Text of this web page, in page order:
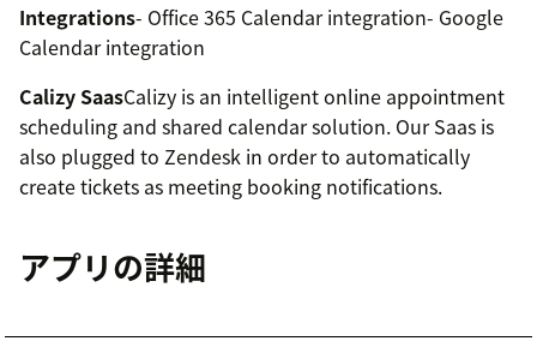
Integrations- Office 365 Calendar integration- Google
Calendar integration
Calizy SaasCalizy is an intelligent online appointment
scheduling and shared calendar solution. Our Saas is
also plugged to Zendesk in order to automatically
create tickets as meeting booking notifications.
アプリの詳細